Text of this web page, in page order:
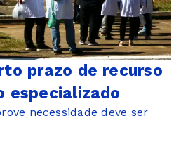
prazo de recurso
especializado
necessidade deve ser